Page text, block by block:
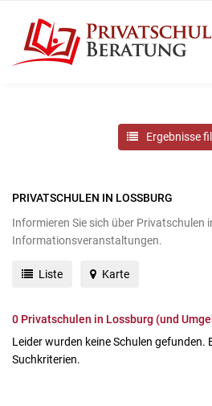
Ergebnisse
PRIVATSCHULEN IN LOSSBURG
Informieren Sie sich über Privatschulen
Informationsveranstaltungen.
Liste Karte
0 Privatschulen in Lossburg (und
Leider wurden keine Schulen gefunden.
Suchkriterien.